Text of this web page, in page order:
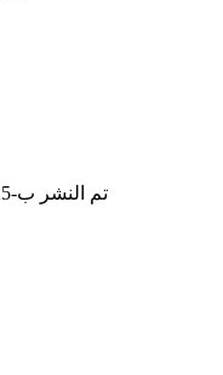
تم النشر ب-31/3/2025, 21:46:28